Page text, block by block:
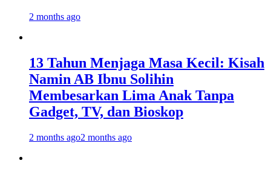
2 months ago
13 Tahun Menjaga Masa Kecil: Kisah
Namin AB Ibnu Solihin
Membesarkan Lima Anak Tanpa
Gadget, TV, dan Bioskop
2 months ago2 months ago